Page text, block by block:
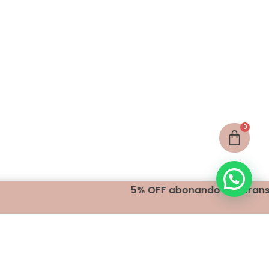
5% OFF abonando con transferencia